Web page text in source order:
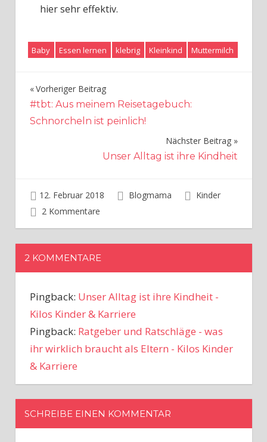
hier sehr effektiv.
Baby Essen lernen klebrig Kleinkind Muttermilch
Beitragsnavigation
Vorheriger Beitrag
#tbt: Aus meinem Reisetagebuch:
Schnorcheln ist peinlich!
Nächster Beitrag
Unser Alltag ist ihre Kindheit
12. Februar 2018 Blogmama
Kinder
2 Kommentare
2 KOMMENTARE
Pingback: Unser Alltag ist ihre Kindheit -
Kilos Kinder & Karriere
Pingback: Ratgeber und Ratschläge - was
ihr wirklich braucht als Eltern - Kilos Kinder
& Karriere
SCHREIBE EINEN KOMMENTAR